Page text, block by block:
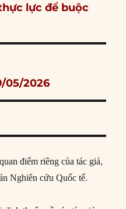
lực để buộc
05/2026
điểm riêng của tác giả,
Nghiên cứu Quốc tế.